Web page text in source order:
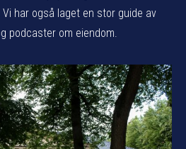
har også laget en stor guide av
podcaster om eiendom.